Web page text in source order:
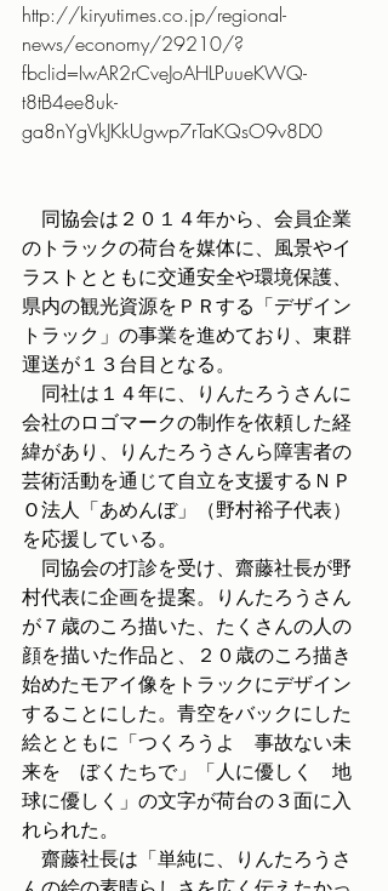
http://kiryutimes.co.jp/regional-
news/economy/29210/?
fbclid=IwAR2rCveJoAHLPuueKWQ-
t8tB4ee8uk-
ga8nYgVkJKkUgwp7rTaKQsO9v8D0
同協会は２０１４年から、会員企業
のトラックの荷台を媒体に、風景やイ
ラストとともに交通安全や環境保護、
県内の観光資源をＰＲする「デザイン
トラック」の事業を進めており、東群
運送が１３台目となる。
同社は１４年に、りんたろうさんに
会社のロゴマークの制作を依頼した経
緯があり、りんたろうさんら障害者の
芸術活動を通じて自立を支援するＮＰ
Ｏ法人「あめんぼ」（野村裕子代表）
を応援している。
同協会の打診を受け、齋藤社長が野
村代表に企画を提案。りんたろうさん
が７歳のころ描いた、たくさんの人の
顔を描いた作品と、２０歳のころ描き
始めたモアイ像をトラックにデザイン
することにした。青空をバックにした
絵とともに「つくろうよ　事故ない未
来を　ぼくたちで」「人に優しく　地
球に優しく」の文字が荷台の３面に入
れられた。
齋藤社長は「単純に、りんたろうさ